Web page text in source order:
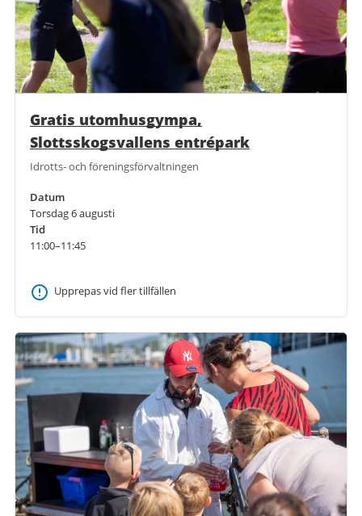
Gratis utomhusgympa,
Slottsskogsvallens entrépark
Idrotts- och föreningsförvaltningen
Datum
Torsdag 6 augusti
Tid
11:00–11:45
Upprepas vid fler tillfällen